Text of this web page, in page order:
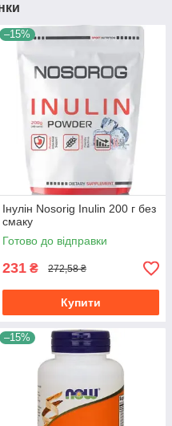
–15%
Інулін Nosorig Inulin 200 г без
смаку
Готово до відправки
231 ₴ 272,58 ₴
Купити
–15%